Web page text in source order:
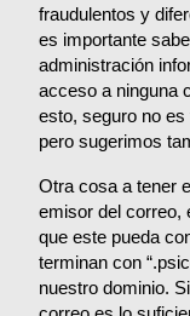
fraudulentos y
es importante
administración
acceso a ninguna
esto, seguro no
pero sugerimos
Otra cosa a tener
emisor del correo,
que este pueda
terminan con
nuestro dominio.